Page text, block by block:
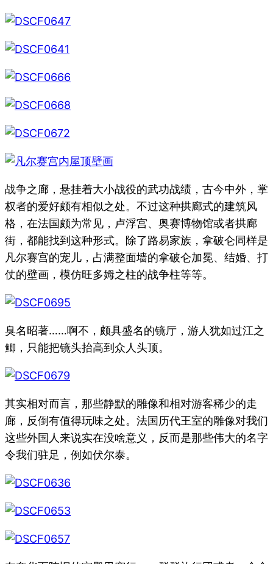
战争之廊，悬挂着大小战役的武功战绩，古今中外，掌
权者的爱好颇有相似之处。不过这种拱廊式的建筑风
格，在法国颇为常见，卢浮宫、奥赛博物馆或者拱廊
街，都能找到这种形式。除了路易家族，拿破仑同样是
凡尔赛宫的宠儿，占满整面墙的拿破仑加冕、结婚、打
仗的壁画，模仿旺多姆之柱的战争柱等等。
臭名昭著……啊不，颇具盛名的镜厅，游人犹如过江之
鲫，只能把镜头抬高到众人头顶。
其实相对而言，那些静默的雕像和相对游客稀少的走
廊，反倒有值得玩味之处。法国历代王室的雕像对我们
这些外国人来说实在没啥意义，反而是那些伟大的名字
令我们驻足，例如伏尔泰。